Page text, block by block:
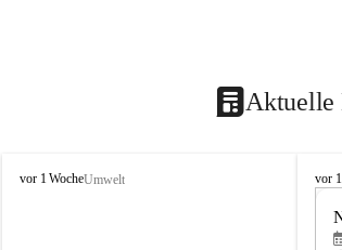
Aktuelle
V
vor 1 WocheUmwelt
V
vor